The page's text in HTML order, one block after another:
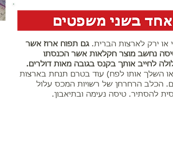
או ירק לארצות הברית.גם תפוח ארוז אשר
נחשב מוצר חקלאות אשר הכנסתו
לחייב אותך בקנס בגובה מאות דולרים.
השלך אותו לפח) עוד בטרם תנחת בארצות
הכלב הרחרחן של רשויות המכס עלול
להסתיר. טיסה נעימה ובתיאבון.